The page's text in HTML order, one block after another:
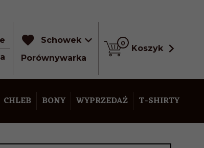
Schowek
Porównywarka
Koszyk
0
CHLEB BONY WYPRZEDAŻ T-SHIRTY